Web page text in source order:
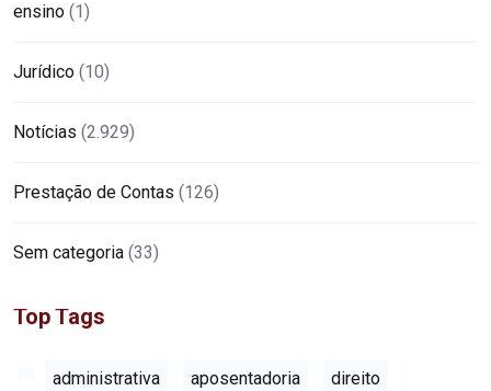
ensino (1)
Jurídico (10)
Notícias (2.929)
Prestação de Contas (126)
Sem categoria (33)
Top Tags
administrativa aposentadoria direito